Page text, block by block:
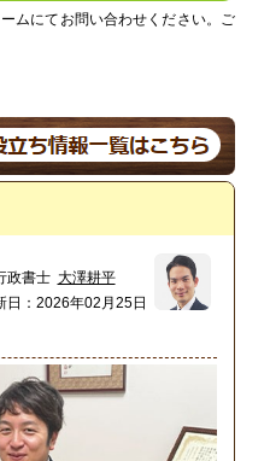
ムにてお問い合わせください。ご
政書士 大澤耕平
日：2026年02月25日